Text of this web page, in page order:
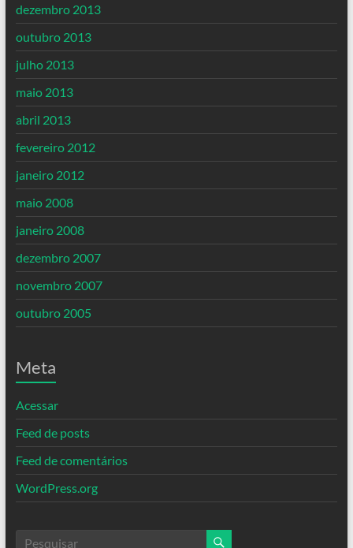
dezembro 2013
outubro 2013
julho 2013
maio 2013
abril 2013
fevereiro 2012
janeiro 2012
maio 2008
janeiro 2008
dezembro 2007
novembro 2007
outubro 2005
Meta
Acessar
Feed de posts
Feed de comentários
WordPress.org